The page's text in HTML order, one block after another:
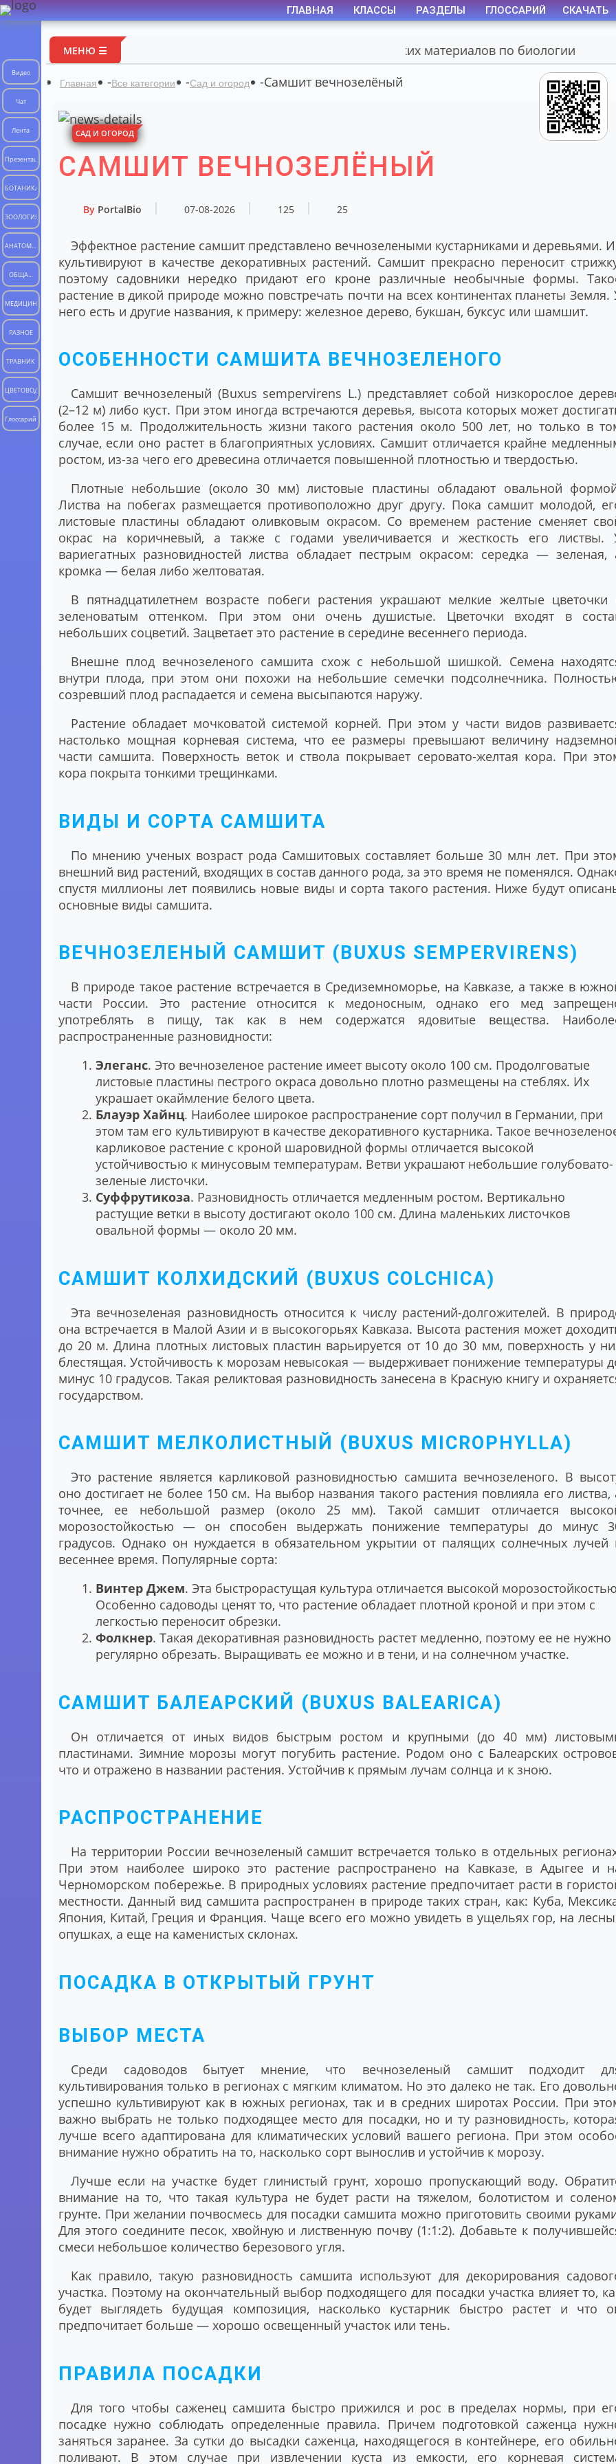
ГЛАВНАЯ КЛАССЫ РАЗДЕЛЫ ГЛОССАРИЙ СКАЧАТЬ
Видео
Чат
Лента
Презентации
БОТАНИКА
ЗООЛОГИЯ
АНАТОМИЯ
ЧЕЛОВЕКА
ОБЩАЯ
БИОЛОГИЯ
МЕДИЦИНА
РАЗНОЕ
ТРАВНИК
ЦВЕТОВОД
Глоссарий
МЕНЮ ☰ Портал авторских материалов по биологии
Главная -Все категории -Сад и огород -Самшит вечнозелёный
САД И ОГОРОД
САМШИТ ВЕЧНОЗЕЛЁНЫЙ
ByPortalBio 07-08-2026 125 25
Эффектное растение самшит представлено вечнозелеными кустарниками и деревьями.
культивируют в качестве декоративных растений. Самшит прекрасно переносит
поэтому садовники нередко придают его кроне различные необычные формы.
растение в дикой природе можно повстречать почти на всех континентах планеты Земля.
него есть и другие названия, к примеру: железное дерево, букшан, буксус или шамшит.
ОСОБЕННОСТИ САМШИТА ВЕЧНОЗЕЛЕНОГО
Самшит вечнозеленый (Buxus sempervirens L.) представляет собой низкорослое
(2–12 м) либо куст. При этом иногда встречаются деревья, высота которых может
более 15 м. Продолжительность жизни такого растения около 500 лет, но только в
случае, если оно растет в благоприятных условиях. Самшит отличается крайне
ростом, из-за чего его древесина отличается повышенной плотностью и твердостью.
Плотные небольшие (около 30 мм) листовые пластины обладают овальной
Листва на побегах размещается противоположно друг другу. Пока самшит молодой,
листовые пластины обладают оливковым окрасом. Со временем растение сменяет
окрас на коричневый, а также с годами увеличивается и жесткость его листвы.
вариегатных разновидностей листва обладает пестрым окрасом: середка — зеленая,
кромка — белая либо желтоватая.
В пятнадцатилетнем возрасте побеги растения украшают мелкие желтые цветочки
зеленоватым оттенком. При этом они очень душистые. Цветочки входят в
небольших соцветий. Зацветает это растение в середине весеннего периода.
Внешне плод вечнозеленого самшита схож с небольшой шишкой. Семена
внутри плода, при этом они похожи на небольшие семечки подсолнечника.
созревший плод распадается и семена высыпаются наружу.
Растение обладает мочковатой системой корней. При этом у части видов
настолько мощная корневая система, что ее размеры превышают величину
части самшита. Поверхность веток и ствола покрывает серовато-желтая кора. При
кора покрыта тонкими трещинками.
ВИДЫ И СОРТА САМШИТА
По мнению ученых возраст рода Самшитовых составляет больше 30 млн лет. При
внешний вид растений, входящих в состав данного рода, за это время не поменялся.
спустя миллионы лет появились новые виды и сорта такого растения. Ниже будут
основные виды самшита.
ВЕЧНОЗЕЛЕНЫЙ САМШИТ (BUXUS SEMPERVIRENS)
В природе такое растение встречается в Средиземноморье, на Кавказе, а также в
части России. Это растение относится к медоносным, однако его мед
употреблять в пищу, так как в нем содержатся ядовитые вещества.
распространенные разновидности:
Элеганс. Это вечнозеленое растение имеет высоту около 100 см. Продолговатые
листовые пластины пестрого окраса довольно плотно размещены на стеблях. Их
украшает окаймление белого цвета.
Блауэр Хайнц. Наиболее широкое распространение сорт получил в Германии, при
этом там его культивируют в качестве декоративного кустарника. Такое
карликовое растение с кроной шаровидной формы отличается высокой
устойчивостью к минусовым температурам. Ветви украшают небольшие голубовато-
зеленые листочки.
Суффрутикоза. Разновидность отличается медленным ростом. Вертикально
растущие ветки в высоту достигают около 100 см. Длина маленьких листочков
овальной формы — около 20 мм.
САМШИТ КОЛХИДСКИЙ (BUXUS COLCHICA)
Эта вечнозеленая разновидность относится к числу растений-долгожителей. В
она встречается в Малой Азии и в высокогорьях Кавказа. Высота растения может
до 20 м. Длина плотных листовых пластин варьируется от 10 до 30 мм, поверхность у
блестящая. Устойчивость к морозам невысокая — выдерживает понижение температуры
минус 10 градусов. Такая реликтовая разновидность занесена в Красную книгу и
государством.
САМШИТ МЕЛКОЛИСТНЫЙ (BUXUS MICROPHYLLA)
Это растение является карликовой разновидностью самшита вечнозеленого. В
оно достигает не более 150 см. На выбор названия такого растения повлияла его листва,
точнее, ее небольшой размер (около 25 мм). Такой самшит отличается
морозостойкостью — он способен выдержать понижение температуры до минус
градусов. Однако он нуждается в обязательном укрытии от палящих солнечных лучей
весеннее время. Популярные сорта:
Винтер Джем. Эта быстрорастущая культура отличается высокой
Особенно садоводы ценят то, что растение обладает плотной кроной и при этом с
легкостью переносит обрезки.
Фолкнер. Такая декоративная разновидность растет медленно, поэтому ее не нужно
регулярно обрезать. Выращивать ее можно и в тени, и на солнечном участке.
САМШИТ БАЛЕАРСКИЙ (BUXUS BALEARICA)
Он отличается от иных видов быстрым ростом и крупными (до 40 мм)
пластинами. Зимние морозы могут погубить растение. Родом оно с Балеарских
что и отражено в названии растения. Устойчив к прямым лучам солнца и к зною.
РАСПРОСТРАНЕНИЕ
На территории России вечнозеленый самшит встречается только в отдельных
При этом наиболее широко это растение распространено на Кавказе, в Адыгее и
Черноморском побережье. В природных условиях растение предпочитает расти в
местности. Данный вид самшита распространен в природе таких стран, как: Куба,
Япония, Китай, Греция и Франция. Чаще всего его можно увидеть в ущельях гор, на
опушках, а еще на каменистых склонах.
ПОСАДКА В ОТКРЫТЫЙ ГРУНТ
ВЫБОР МЕСТА
Среди садоводов бытует мнение, что вечнозеленый самшит подходит
культивирования только в регионах с мягким климатом. Но это далеко не так. Его
успешно культивируют как в южных регионах, так и в средних широтах России. При
важно выбрать не только подходящее место для посадки, но и ту разновидность,
лучше всего адаптирована для климатических условий вашего региона. При этом
внимание нужно обратить на то, насколько сорт вынослив и устойчив к морозу.
Лучше если на участке будет глинистый грунт, хорошо пропускающий воду.
внимание на то, что такая культура не будет расти на тяжелом, болотистом и
грунте. При желании почвосмесь для посадки самшита можно приготовить своими
Для этого соедините песок, хвойную и лиственную почву (1:1:2). Добавьте к
смеси небольшое количество березового угля.
Как правило, такую разновидность самшита используют для декорирования
участка. Поэтому на окончательный выбор подходящего для посадки участка влияет то,
будет выглядеть будущая композиция, насколько кустарник быстро растет и что
предпочитает больше — хорошо освещенный участок или тень.
ПРАВИЛА ПОСАДКИ
Для того чтобы саженец самшита быстро прижился и рос в пределах нормы, при
посадке нужно соблюдать определенные правила. Причем подготовкой саженца
заняться заранее. За сутки до высадки саженца, находящегося в контейнере, его
поливают. В этом случае при извлечении куста из емкости, его корневая